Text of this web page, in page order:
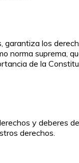
garantiza los
norma suprema,
de la
y deberes
derechos.